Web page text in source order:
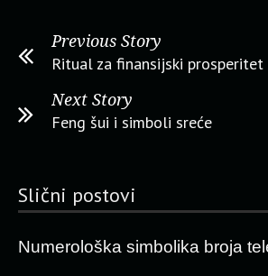
Previous Story
Ritual za finansijski prosperitet
Next Story
Feng šui i simboli sreće
Slični postovi
Numerološka simbolika broja